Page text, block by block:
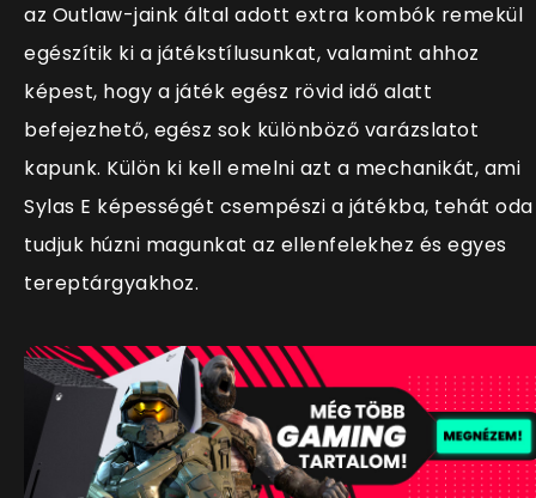
az Outlaw-jaink által adott extra kombók remekül
egészítik ki a játékstílusunkat, valamint ahhoz
képest, hogy a játék egész rövid idő alatt
befejezhető, egész sok különböző varázslatot
kapunk. Külön ki kell emelni azt a mechanikát, ami
Sylas E képességét csempészi a játékba, tehát oda
tudjuk húzni magunkat az ellenfelekhez és egyes
tereptárgyakhoz.